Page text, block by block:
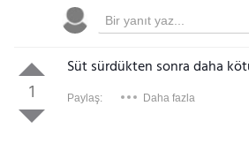
1
Süt sürdükten sonra daha
Paylaş: Daha fazla